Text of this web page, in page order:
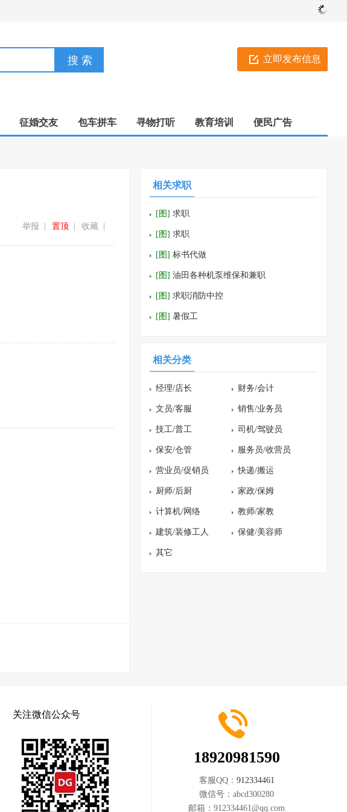
立即发布信息
征婚交友 包车拼车 寻物打听 教育培训 便民广告
收藏
置顶
举报
相关求职
[图] 求职
[图] 求职
[图] 标书代做
[图] 油田各种机泵维保和兼职
[图] 求职消防中控
[图] 暑假工
相关分类
经理/店长 财务/会计
文员/客服 销售/业务员
技工/普工 司机/驾驶员
保安/仓管 服务员/收营员
营业员/促销员 快递/搬运
厨师/后厨 家政/保姆
计算机/网络 教师/家教
建筑/装修工人 保健/美容师
其它
关注微信公众号
18920981590
客服QQ： 912334461
微信号： abcd300280
邮箱： 912334461@qq.com